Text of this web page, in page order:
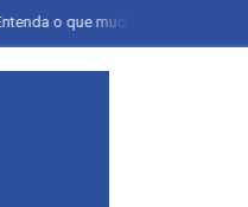
muda com a nova Lei do Frete